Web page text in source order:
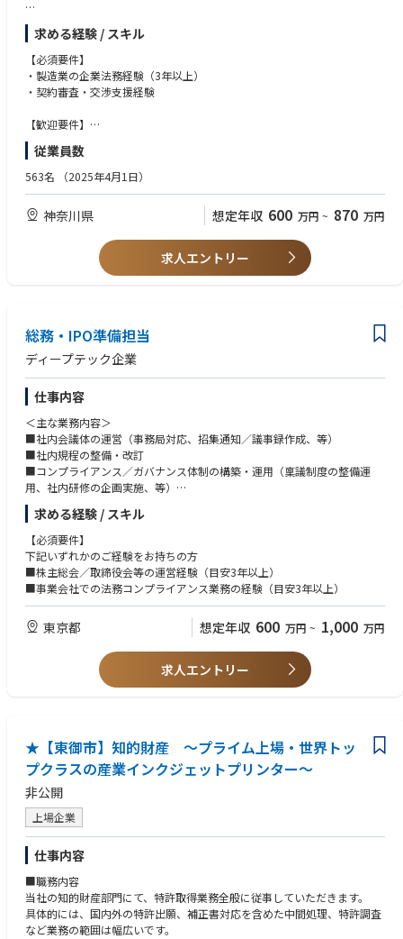
【具体的な業務内容】
1. 契約関連業務
契約書の作成・審査・交渉支援
契約管理体制の構築と運用
2. 会社法・商法関連対応
登記・会社法関連手続きの管理
社内コンプライアンス体制の整備
社員向け研修の企画・実施
インシデント対応・リスク分析
弁護士・司法書士・行政書士等との連携
法務業務のプロセス設計、体制構築
必要な社内ルール・規程の整備
求める経験 / スキル
【必須要件】
・製造業の企業法務経験（3年以上）
・契約審査・交渉支援経験
【歓迎要件】
・カーブアウト・事業再編に関わった経験
・コンプライアンス体制の運用経験
・英語力（契約書読解・メール対応レベル）
【求める人物像】
社内外関係者を尊重しながら、法務観点を踏まえて会社を前に進めるため
の調整・提案ができる方で、以下のようなスタンスをお持ちの方を求めて
・新しいことに果敢に挑戦する意欲を持たれた方
従業員数
563名 （2025年4月1日）
神奈川県 想定年収 600 万円 ~ 870 万円
求人エントリー
総務・IPO準備担当
ディープテック企業
仕事内容
＜主な業務内容＞
■社内会議体の運営（事務局対応、招集通知／議事録作成、等）
■社内規程の整備・改訂
■コンプライアンス／ガバナンス体制の構築・運用（稟議制度の整備運
用、社内研修の企画実施、等）
■株式上場準備業務
■その他の総務／庶務業務
※上記に限定せず、得意とする領域を活かして業務に取り組んでいただき
ます。
求める経験 / スキル
【必須要件】
下記いずれかのご経験をお持ちの方
■株主総会／取締役会等の運営経験（目安3年以上）
■事業会社での法務コンプライアンス業務の経験（目安3年以上）
東京都 想定年収 600 万円 ~ 1,000 万円
求人エントリー
★【東御市】知的財産 ～プライム上場・世界トッ
プクラスの産業インクジェットプリンター～
非公開
上場企業
仕事内容
■職務内容
当社の知的財産部門にて、特許取得業務全般に従事していただきます。
具体的には、国内外の特許出願、補正書対応を含めた中間処理、特許調査
など業務の範囲は幅広いです。